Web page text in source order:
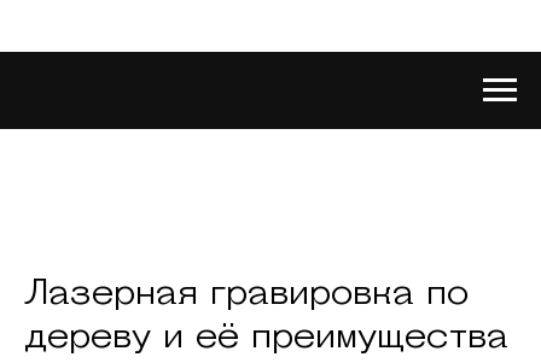
Лазерная гравировка по
дереву и её преимущества